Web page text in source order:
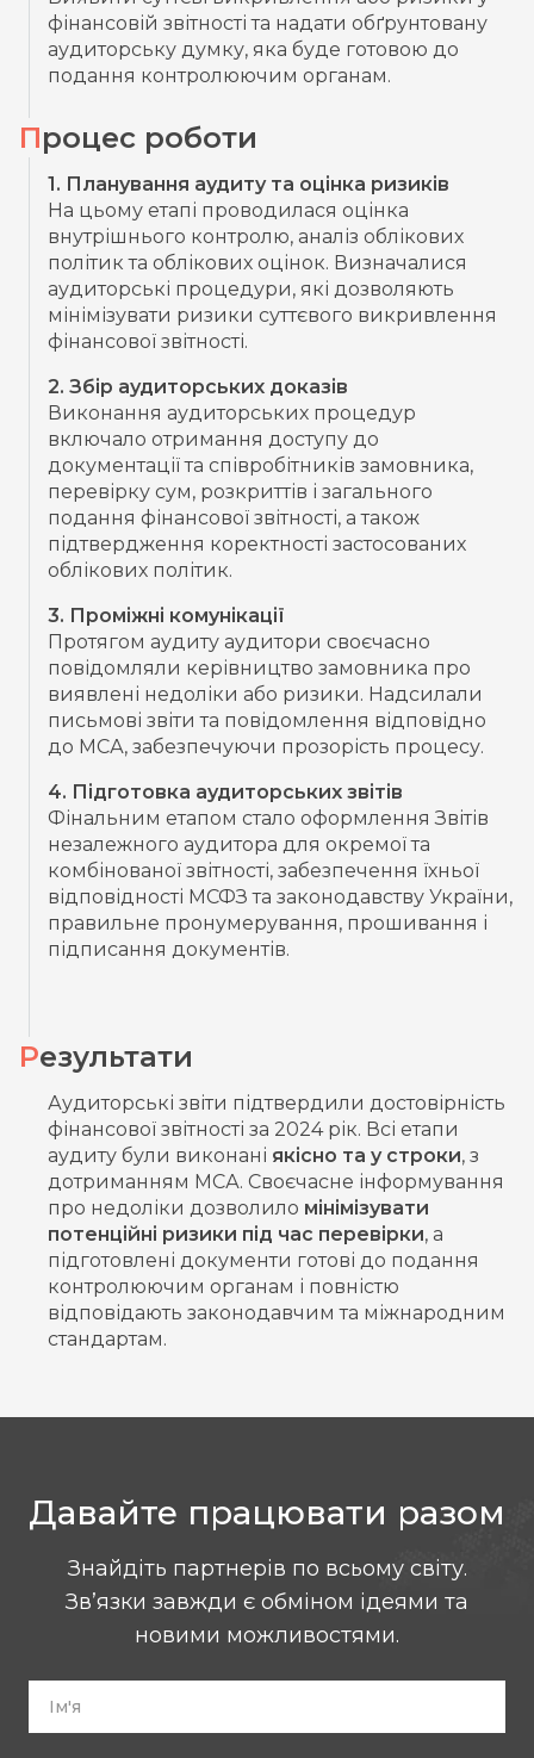
фінансовій звітності та надати обґрунтовану
аудиторську думку, яка буде готовою до
подання контролюючим органам.
Процес роботи
1. Планування аудиту та оцінка ризиків
На цьому етапі проводилася оцінка
внутрішнього контролю, аналіз облікових
політик та облікових оцінок. Визначалися
аудиторські процедури, які дозволяють
мінімізувати ризики суттєвого викривлення
фінансової звітності.
2. Збір аудиторських доказів
Виконання аудиторських процедур
включало отримання доступу до
документації та співробітників замовника,
перевірку сум, розкриттів і загального
подання фінансової звітності, а також
підтвердження коректності застосованих
облікових політик.
3. Проміжні комунікації
Протягом аудиту аудитори своєчасно
повідомляли керівництво замовника про
виявлені недоліки або ризики. Надсилали
письмові звіти та повідомлення відповідно
до МСА, забезпечуючи прозорість процесу.
4. Підготовка аудиторських звітів
Фінальним етапом стало оформлення Звітів
незалежного аудитора для окремої та
комбінованої звітності, забезпечення їхньої
відповідності МСФЗ та законодавству України,
правильне пронумерування, прошивання і
підписання документів.
Результати
Аудиторські звіти підтвердили достовірність
фінансової звітності за 2024 рік. Всі етапи
аудиту були виконані якісно та у строки, з
дотриманням МСА. Своєчасне інформування
про недоліки дозволило мінімізувати
потенційні ризики під час перевірки, а
підготовлені документи готові до подання
контролюючим органам і повністю
відповідають законодавчим та міжнародним
стандартам.
Давайте працювати разом
Знайдіть партнерів по всьому світу.
Зв’язки завжди є обміном ідеями та
новими можливостями.